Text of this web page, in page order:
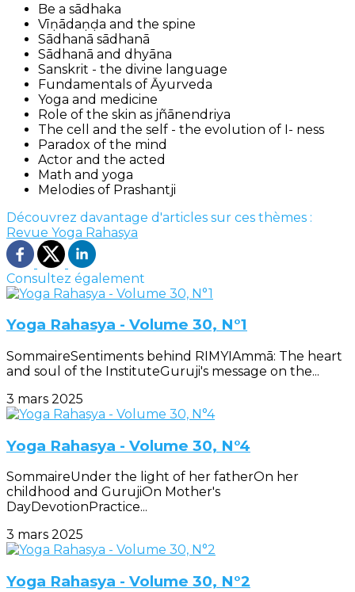
Be a sādhaka
Vīṇādaṇḍa and the spine
Sādhanā sādhanā
Sādhanā and dhyāna
Sanskrit - the divine language
Fundamentals of Āyurveda
Yoga and medicine
Role of the skin as jñānendriya
The cell and the self - the evolution of I- ness
Paradox of the mind
Actor and the acted
Math and yoga
Melodies of Prashantji
Découvrez davantage d'articles sur ces thèmes :
Revue Yoga Rahasya
Consultez également
Yoga Rahasya - Volume 30, N°1
SommaireSentiments behind RIMYIAmmā: The heart
and soul of the InstituteGuruji's message on the...
3 mars 2025
Yoga Rahasya - Volume 30, N°4
SommaireUnder the light of her fatherOn her
childhood and GurujiOn Mother's
DayDevotionPractice...
3 mars 2025
Yoga Rahasya - Volume 30, N°2